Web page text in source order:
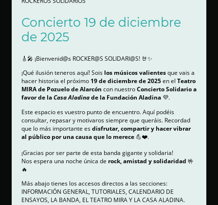
Concierto 19 de diciembre
de 2025
🎸🎤 ¡Bienvenid@s ROCKER@S SOLIDARI@S! 🤘✨
¡Qué ilusión teneros aquí! Sois los músicos valientesque vais a
hacer historia el próximo 19 de diciembre de 2025en el Teatro
MIRA de Pozuelo de Alarcón con nuestroConcierto Solidario a
favor de laCasa Aladinade la Fundación Aladina 💜.
Este espacio es vuestro punto de encuentro. Aquí podéis
consultar, repasar y motivaros siempre que queráis. Recordad
que lo más importante esdisfrutar, compartir y hacer vibrar
al público por una causa que lo merece💪❤️.
¡Gracias por ser parte de esta banda gigante y solidaria!
Nos espera una noche única de rock, amistad y solidaridad 🤟
🔥
Más abajo tienes los accesos directos a las secciones:
INFORMACIÓN GENERAL, TUTORIALES, CALENDARIO DE
ENSAYOS, LA BANDA, EL TEATRO MIRA Y LA CASA ALADINA.